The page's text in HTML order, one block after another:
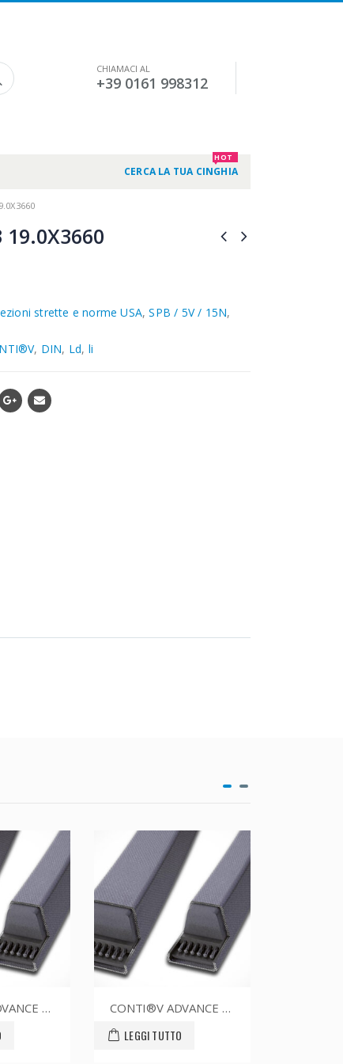
CHIAMACI AL
+39 0161 998312
CERCA LA TUA CINGHIA
HOT
strette e norme USA,SPB / 5V / 15N,
, DIN, Ld, li
TUTTO LEGGI TUTTO